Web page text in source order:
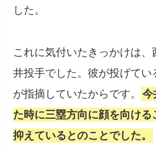
した。
これに気付いたきっかけは
井投手でした。彼が投げて
が指摘していたからです。 今
た時に三塁方向に顔を向ける
抑えているとのことでした。